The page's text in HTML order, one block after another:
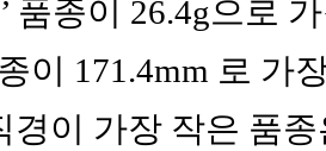
품종이 26.4g으로
이 171.4mm 로 가
이 가장 작은 품종